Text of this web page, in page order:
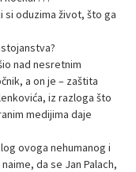
si oduzima život, što ga
nad nesretnim
a on je – zaštita
iz razloga što
medijima daje
ovoga nehumanog i
da se Jan Palach,